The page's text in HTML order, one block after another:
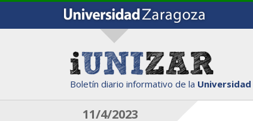
Boletín diario informativo de la
11/4/2023